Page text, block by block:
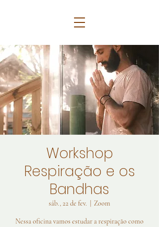
Workshop
Respiração e os
Bandhas
sáb., 22 de fev. Zoom
Nessa oficina vamos estudar a respiração como